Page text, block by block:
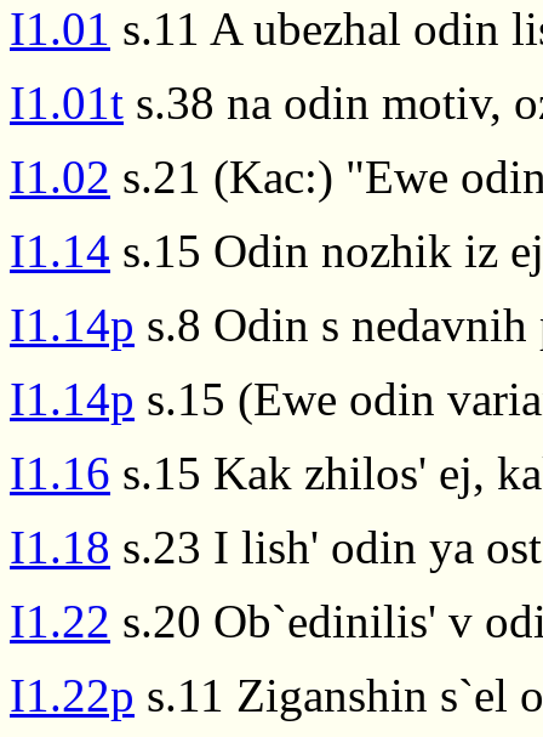
I1.01 s.11 A ubezhal odin
I1.01t s.38 na odin motiv,
I1.02 s.21 (Kac:) "Ewe
I1.14 s.15 Odin nozhik iz
I1.14p s.8 Odin s nedavnih
I1.14p s.15 (Ewe odin
I1.16 s.15 Kak zhilos' ej,
I1.18 s.23 I lish' odin ya
I1.22 s.20 Ob`edinilis' v
I1.22p s.11 Ziganshin s`el